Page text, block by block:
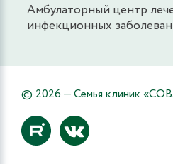
Амбулаторный центр
инфекционных
© 2026 — Семья клиник